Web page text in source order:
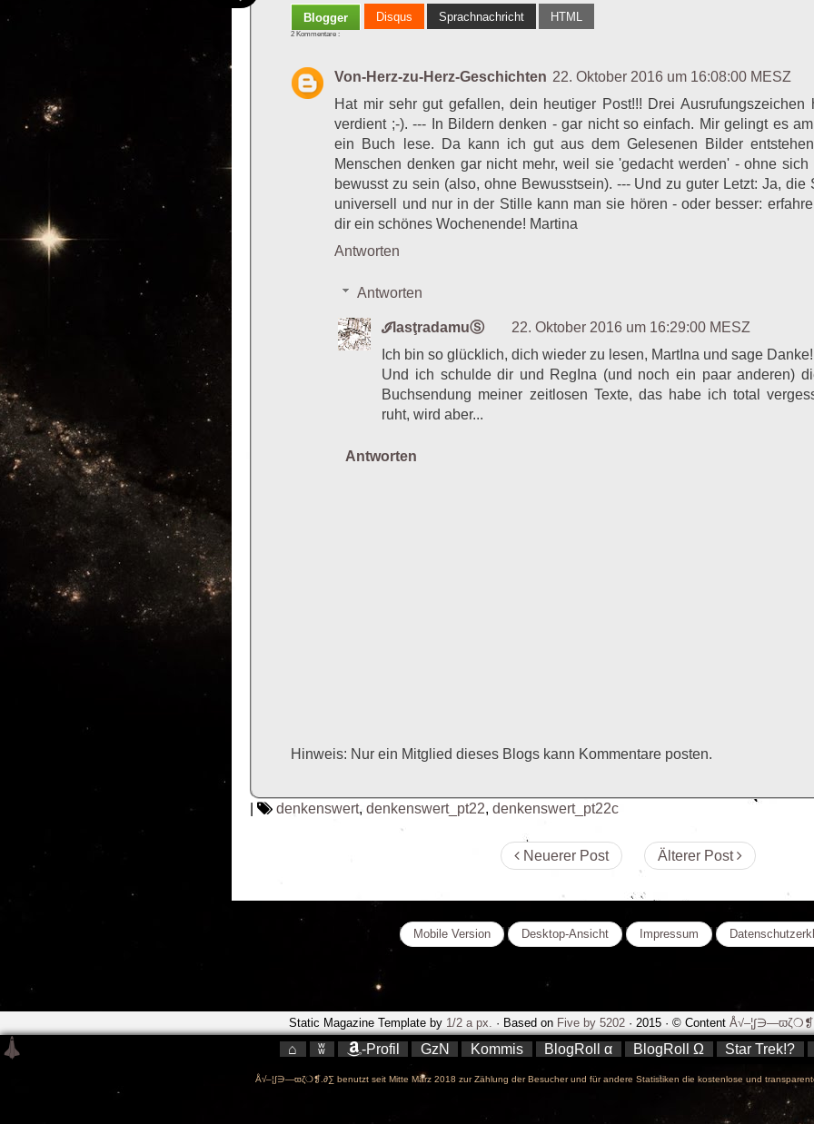
Schulische Fremderziehung - oder: der erste Knast
Kirch- oder Schaustellerweih
Entfremdung durch Entfremdung
Ernährt uns vernünftig
Ein kleiner Erguss zur Nummerologie
Ich bin ein Löwe - und du? (Teil 2)
Ich bin ein Löwe - und du?
Artikelnummer öyo
Die Caniden haben sich den Hominiden ausgesucht
Blogger Disqus Sprachnachricht HTML
2 Kommentare :
Von-Herz-zu-Herz-Geschichten 22. Oktober 2016 um 16:08:00 MESZ
Hat mir sehr gut gefallen, dein heutiger Post!!! Drei Ausrufungszeichen
verdient ;-). --- In Bildern denken - gar nicht so einfach. Mir gelingt es
ein Buch lese. Da kann ich gut aus dem Gelesenen Bilder
Menschen denken gar nicht mehr, weil sie 'gedacht werden' - ohne
bewusst zu sein (also, ohne Bewusstsein). --- Und zu guter Letzt: Ja, die
universell und nur in der Stille kann man sie hören - oder besser:
dir ein schönes Wochenende! Martina
Antworten
Antworten
ℐlasţradamuⓈ
22. Oktober 2016 um 16:29:00 MESZ
Ich bin so glücklich, dich wieder zu lesen, MartIna und sage
Und ich schulde dir und RegIna (und noch ein paar anderen)
Buchsendung meiner zeitlosen Texte, das habe ich total
ruht, wird aber...
Antworten
Hinweis: Nur ein Mitglied dieses Blogs kann Kommentare posten.
| denkenswert,denkenswert_pt22,denkenswert_pt22c
Neuerer Post Älterer Post
Mobile Version Desktop-Ansicht Impressum
Static Magazine Template by 1/2 a px. · Based on Five by 5202 · 2015 · © Content
⌂ ʬ -Profil GzN Kommis BlogRoll α BlogRoll Ω Star Trek!?
Å√–¦∫∋—ϖζ❍❡.∂∑ benutzt seit Mitte März 2018 zur Zählung der Besucher und für andere Statistiken die kostenlose und